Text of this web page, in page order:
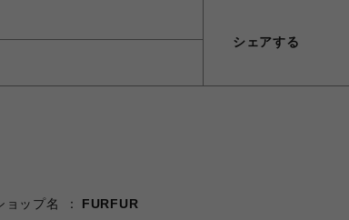
シェアする
ョップ名
FURFUR